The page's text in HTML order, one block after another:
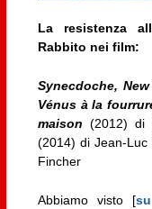
La resistenza
Rabbito nei film:
Synecdoche, New
Vénus à la
maison (2012) di
(2014) di Jean-Luc
Fincher
Abbiamo visto [